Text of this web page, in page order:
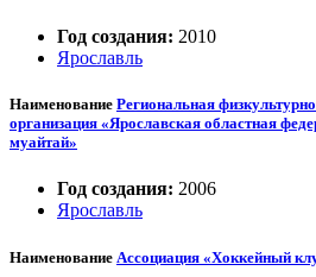
Год создания: 2010
Ярославль
Наименование Региональная
организация «Ярославская областная
муайтай»
Год создания: 2006
Ярославль
Наименование Ассоциация «Хоккейный